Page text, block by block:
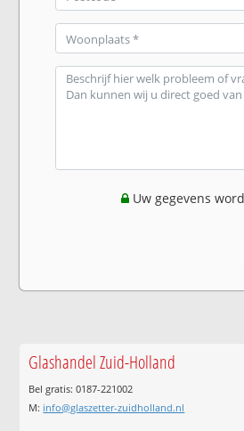
Uw gegevens
Glashandel Zuid-Holland
Bel gratis: 0187-221002
M: info@glaszetter-zuidholland.nl